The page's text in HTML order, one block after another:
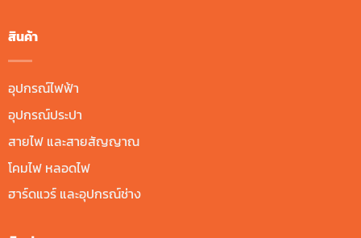
สินค้า
อุปกรณ์ไฟฟ้า
อุปกรณ์ประปา
สายไฟ และสายสัญญาณ
โคมไฟ หลอดไฟ
ฮาร์ดแวร์ และอุปกรณ์ช่าง